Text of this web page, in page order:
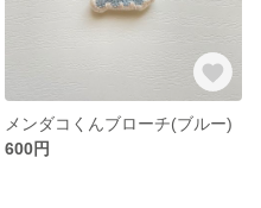
メンダコくんブローチ(ブルー)
600円